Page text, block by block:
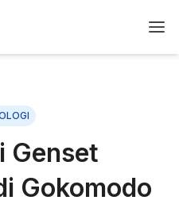
Genset
Gokomodo